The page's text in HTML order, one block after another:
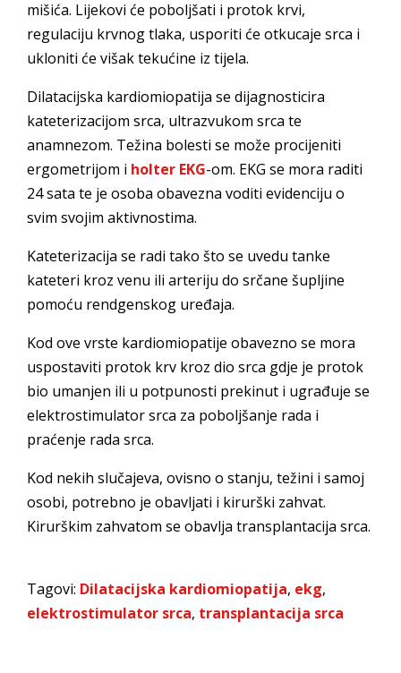
mišića. Lijekovi će poboljšati i protok krvi,
regulaciju krvnog tlaka, usporiti će otkucaje srca i
ukloniti će višak tekućine iz tijela.
Dilatacijska kardiomiopatija se dijagnosticira
kateterizacijom srca, ultrazvukom srca te
anamnezom. Težina bolesti se može procijeniti
ergometrijom i holter EKG-om. EKG se mora raditi
24 sata te je osoba obavezna voditi evidenciju o
svim svojim aktivnostima.
Kateterizacija se radi tako što se uvedu tanke
kateteri kroz venu ili arteriju do srčane šupljine
pomoću rendgenskog uređaja.
Kod ove vrste kardiomiopatije obavezno se mora
uspostaviti protok krv kroz dio srca gdje je protok
bio umanjen ili u potpunosti prekinut i ugrađuje se
elektrostimulator srca za poboljšanje rada i
praćenje rada srca.
Kod nekih slučajeva, ovisno o stanju, težini i samoj
osobi, potrebno je obavljati i kirurški zahvat.
Kirurškim zahvatom se obavlja transplantacija srca.
Tagovi: Dilatacijska kardiomiopatija, ekg,
elektrostimulator srca, transplantacija srca